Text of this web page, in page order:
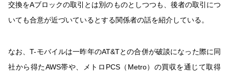
交換をAブロックの取引とは別のものとしつつも、後者の取引につ
いても合意が近づいているとする関係者の話を紹介している。
なお、T-モバイルは一昨年のAT&Tとの合併が破談になった際に同
社から得たAWS帯や、メトロPCS（Metro）の買収を通じて取得